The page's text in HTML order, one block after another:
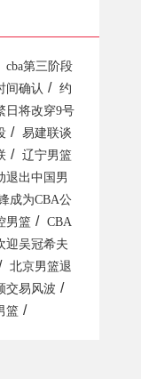
cba第三阶段
间确认 /
约
日将改穿9号
/
易建联谈
/
辽宁男篮
退出中国男
成为CBA公
男篮 /
CBA
迎吴冠希夫
北京男篮退
交易风波 /
篮 /